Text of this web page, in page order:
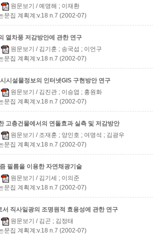
원문보기 / 예명해 ; 이재환
문집 계획계:v.18 n.7 (2002-07)
열차풍 저감방안에 관한 연구
원문보기 / 김기훈 ; 송국섭 ; 이언구
문집 계획계:v.18 n.7 (2002-07)
시설물정보의 인터넷GIS 구현방안 연구
원문보기 / 김진관 ; 이승엽 ; 홍원화
문집 계획계:v.18 n.7 (2002-07)
고층건물에서의 연돌효과 실측 및 저감방안
원문보기 / 조재훈 ; 양인호 ; 여명석 ; 김광우
문집 계획계:v.18 n.7 (2002-07)
필름을 이용한 자연채광기술
원문보기 / 김기세 ; 이의준
문집 계획계:v.18 n.7 (2002-07)
서 직사일광의 조명원적 효용성에 관한 연구
원문보기 / 김곤 ; 김정태
문집 계획계:v.18 n.7 (2002-07)